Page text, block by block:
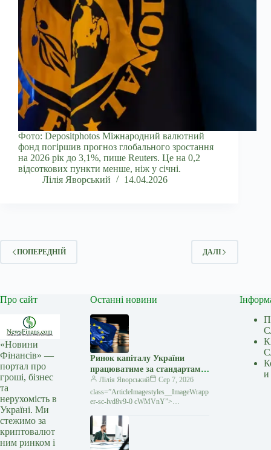
Фото: Depositphotos Міжнародний валютний
фонд погіршив прогноз глобального зростання
на 2026 рік до 3,1%, пише Reuters. Це на 0,2
відсоткових пункти менше, ніж у січні.
Лілія Яворський
14.04.2026
ПОПЕРЕДНІЙ ДАЛІ
Про сайт
«Новини
Фінансів» —
портал про
гроші, бізнес
та
нерухомість в
Україні. Ми
стежимо за
криптовалют
ним ринком і
Останні новини
Ринок капіталу України
працюватиме за стандартами
ЄС — що нового
Лілія Яворський
Сер 7, 2026
class=”ArticleImagestyles__ImageWrapp
er-sc-lvd8v9-0 cWMVnY”>
переходить на європейські
правилаУкраїнський ринок капіталу
продовжує
и